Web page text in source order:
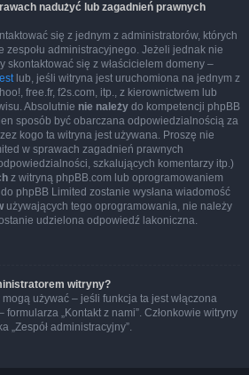
nadużyć lub zagadnień prawnych
się z jednym z administratorów, których
zespołu administracyjnego. Jeżeli jednak nie
skontaktować się z właścicielem domeny –
lub, jeśli witryna jest uruchomiona na jednym z
free.fr, f2s.com, itp., z kierownictwem lub
Absolutnie nie należy do kompetencji phpBB
sposób być obarczana odpowiedzialnością za
kogo ta witryna jest używana. Proszę nie
w sprawach zagadnień prawnych
szkalujących komentarzy itp.)
z witryną phpBB.com lub oprogramowaniem
phpBB Limited zostanie wysłana wiadomość
używających tego oprogramowania, nie należy
udzielona odpowiedź lakoniczna.
witryny?
używać – jeśli funkcja ta jest włączona
„Kontakt z nami”. Członkowie witryny
„Zespół administracyjny”.